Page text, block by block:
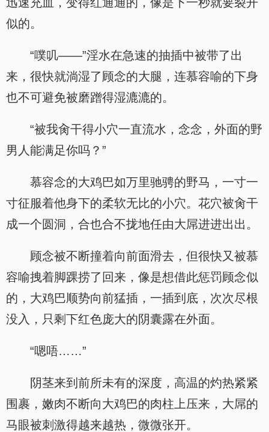
似的。
“噗叽——”淫水在急速的抽插中被带了出
来，很快就淌湿了顾念的大腿，连慕容喻的下身
也不可避免被磨蹭得湿漉漉的。
“被我肏干得小穴一直流水，念念，外面的野
男人能满足你吗？”
慕容念的大鸡巴如万里驰骋的野马，一寸一
寸征服着他身下的柔软无比的小穴。花穴被肏干
成一个圆洞，合也合不拢地任由大屌进进出出。
顾念被不断撞着向前面滑去，但很快又被慕
容喻拽着脚踝捞了回来，像是想借此惩罚顾念似
的，大鸡巴顺势向前猛插，一插到底，次次尽根
没入，只剩下红色庞大的阴囊露在外面。
“嗯唔……”
阴茎来到前所未有的深度，高温的灼热紧紧
围裹，嫩肉不断向大鸡巴的肉柱上压来，大屌的
马眼被刺激得越来越热，微微张开。